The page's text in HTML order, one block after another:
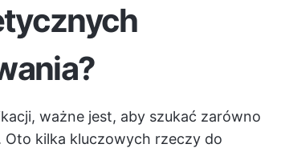
ważne jest, aby szukać zarówno
kilka kluczowych rzeczy do